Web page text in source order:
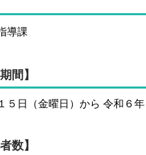
導課
間】
５日（金曜日）から 令和６
数】